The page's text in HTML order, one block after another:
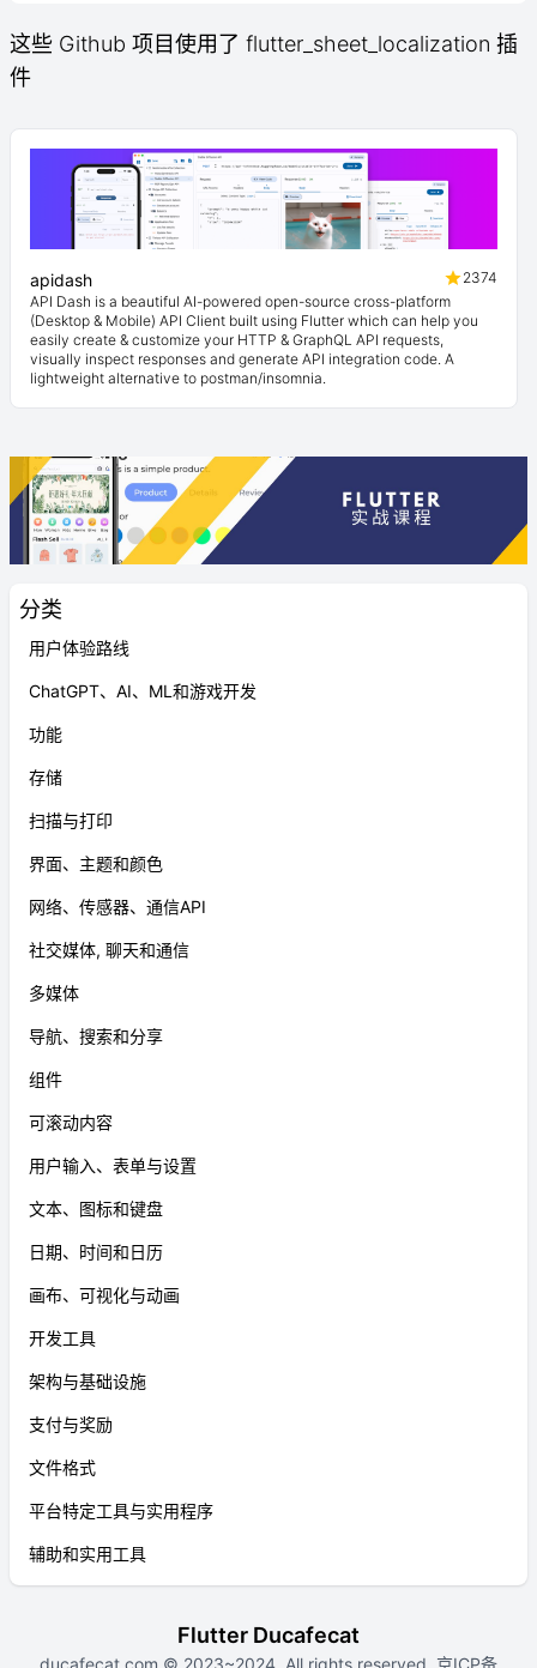
分类
用户体验路线
ChatGPT、AI、ML和游戏开发
功能
存储
扫描与打印
界面、主题和颜色
网络、传感器、通信API
社交媒体, 聊天和通信
多媒体
导航、搜索和分享
组件
可滚动内容
用户输入、表单与设置
文本、图标和键盘
日期、时间和日历
画布、可视化与动画
开发工具
架构与基础设施
支付与奖励
文件格式
平台特定工具与实用程序
辅助和实用工具
这些 Github 项目使用了 flutter_sheet_localization 插
件
apidash
2374
API Dash is a beautiful AI-powered open-source cross-platform
(Desktop & Mobile) API Client built using Flutter which can help you
easily create & customize your HTTP & GraphQL API requests,
visually inspect responses and generate API integration code. A
lightweight alternative to postman/insomnia.
Flutter Ducafecat
ducafecat.com © 2023~2024. All rights reserved. 京ICP备